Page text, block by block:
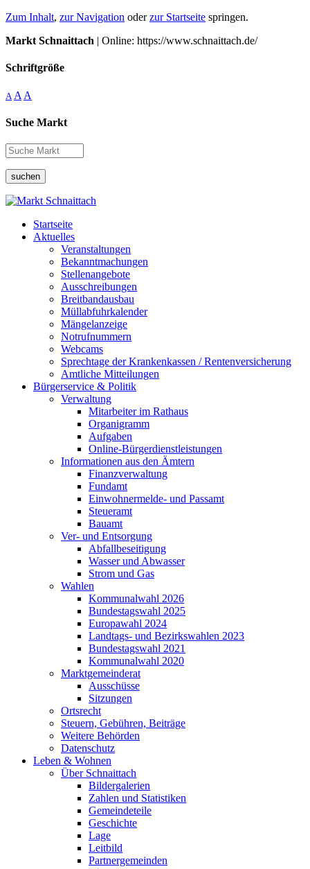
Zum Inhalt, zur Navigation oderzur Startseite springen.
Markt Schnaittach | Online: https://www.schnaittach.de/
Schriftgröße
A A A
Suche Markt
suchen
Startseite
Aktuelles
Veranstaltungen
Bekanntmachungen
Stellenangebote
Ausschreibungen
Breitbandausbau
Müllabfuhrkalender
Mängelanzeige
Notrufnummern
Webcams
Sprechtage der Krankenkassen / Rentenversicherung
Amtliche Mitteilungen
Bürgerservice & Politik
Verwaltung
Mitarbeiter im Rathaus
Organigramm
Aufgaben
Online-Bürgerdienstleistungen
Informationen aus den Ämtern
Finanzverwaltung
Fundamt
Einwohnermelde- und Passamt
Steueramt
Bauamt
Ver- und Entsorgung
Abfallbeseitigung
Wasser und Abwasser
Strom und Gas
Wahlen
Kommunalwahl 2026
Bundestagswahl 2025
Europawahl 2024
Landtags- und Bezirkswahlen 2023
Bundestagswahl 2021
Kommunalwahl 2020
Marktgemeinderat
Ausschüsse
Sitzungen
Ortsrecht
Steuern, Gebühren, Beiträge
Weitere Behörden
Datenschutz
Leben & Wohnen
Über Schnaittach
Bildergalerien
Zahlen und Statistiken
Gemeindeteile
Geschichte
Lage
Leitbild
Partnergemeinden